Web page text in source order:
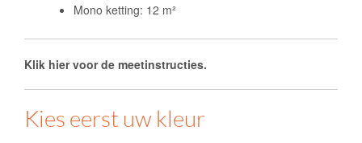
Mono ketting: 12 m²
Klik hier voor de meetinstructies.
Kies eerst uw kleur